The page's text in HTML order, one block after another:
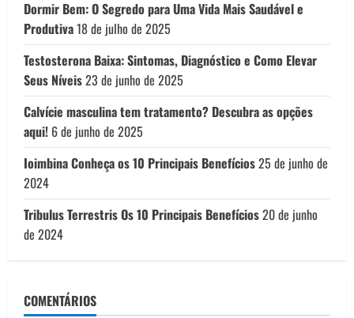
Dormir Bem: O Segredo para Uma Vida Mais Saudável e
Produtiva18 de julho de 2025
Testosterona Baixa: Sintomas, Diagnóstico e Como Elevar
Seus Níveis23 de junho de 2025
Calvície masculina tem tratamento? Descubra as opções
aqui! 6 de junho de 2025
Ioimbina Conheça os 10 Principais Benefícios25 de junho de
2024
Tribulus Terrestris Os 10 Principais Benefícios20 de junho
de 2024
COMENTÁRIOS